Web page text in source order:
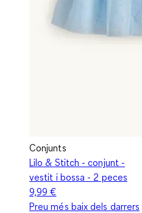
Conjunts
Lilo & Stitch - conjunt -
vestit i bossa - 2 peces
9,99 €
Preu més baix dels darrers